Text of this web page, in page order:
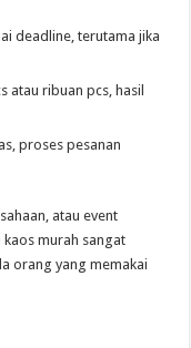
deadline, terutama jika
atau ribuan pcs, hasil
proses pesanan
atau event
murah sangat
orang yang memakai